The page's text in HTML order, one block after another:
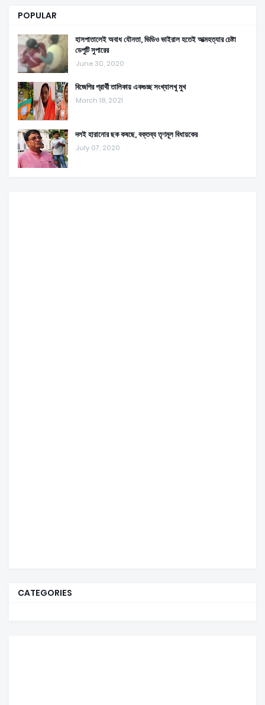
POPULAR
হাসপাতালেই অবাধ যৌনতা, ভিডিও ভাইরাল হতেই আত্মহত্যার চেষ্টা
ডেপুটি সুপারের
June 30, 2020
বিজেপির প্রার্থী তালিকায় একগুচ্ছ সংখ্যালখু মুখ
March 18, 2021
দলই হারানোর ছক কষছে, বক্তব্য তৃণমূল বিধায়কের
July 07, 2020
CATEGORIES